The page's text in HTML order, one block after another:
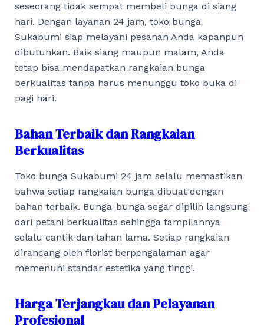
seseorang tidak sempat membeli bunga di siang
hari. Dengan layanan 24 jam, toko bunga
Sukabumi siap melayani pesanan Anda kapanpun
dibutuhkan. Baik siang maupun malam, Anda
tetap bisa mendapatkan rangkaian bunga
berkualitas tanpa harus menunggu toko buka di
pagi hari.
Bahan Terbaik dan Rangkaian
Berkualitas
Toko bunga Sukabumi 24 jam selalu memastikan
bahwa setiap rangkaian bunga dibuat dengan
bahan terbaik. Bunga-bunga segar dipilih langsung
dari petani berkualitas sehingga tampilannya
selalu cantik dan tahan lama. Setiap rangkaian
dirancang oleh florist berpengalaman agar
memenuhi standar estetika yang tinggi.
Harga Terjangkau dan Pelayanan
Profesional